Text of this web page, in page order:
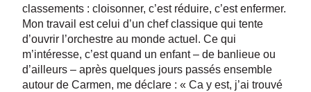
classements : cloisonner, c’est réduire, c’est enfermer.
Mon travail est celui d’un chef classique qui tente
d’ouvrir l’orchestre au monde actuel. Ce qui
m’intéresse, c’est quand un enfant – de banlieue ou
d’ailleurs – après quelques jours passés ensemble
autour de Carmen, me déclare : « Ca y est, j’ai trouvé